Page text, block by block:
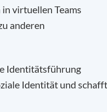
virtuellen Teams
anderen
Identitätsführung
Identität und schafft